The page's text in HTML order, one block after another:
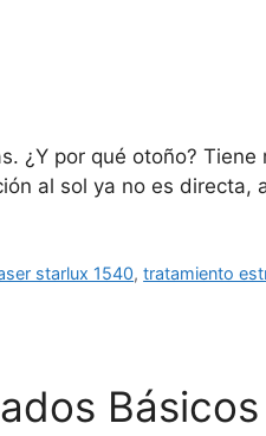
¿Y por qué otoño?
al sol ya no es
starlux 1540,tratamiento
Básicos